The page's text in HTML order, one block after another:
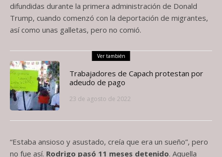
difundidas durante la primera administración de Donald
Trump, cuando comenzó con la deportación de migrantes,
así como unas galletas, pero no comió.
Ver también
Trabajadores de Capach protestan por
adeudo de pago
23 de agosto de 2022
“Estaba ansioso y asustado, creía que era un sueño”, pero
no fue así. Rodrigo pasó 11 meses detenido. Aquella